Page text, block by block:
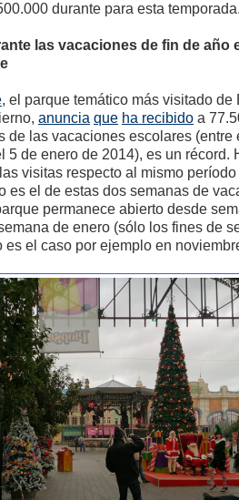
durante para esta
las vacaciones de fin de año
, el parque temático más visitado de
anuncia que ha recibidoa
de las vacaciones escolares (entre
5 de enero de 2014), es un récord.
visitas respecto al mismo
es el de estas dos semanas de
permanece abierto desde
de enero (sólo los fines de
es el caso por ejemplo en